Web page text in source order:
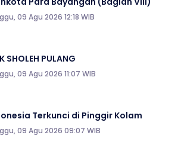
09 Agu 2026 12:18 WIB
SHOLEH PULANG
09 Agu 2026 11:07 WIB
Terkunci di Pinggir Kolam
09 Agu 2026 09:07 WIB